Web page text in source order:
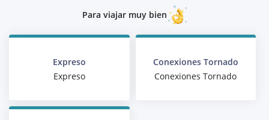
Para viajar muy bien
Expreso
Expreso
Conexiones Tornado
Conexiones Tornado